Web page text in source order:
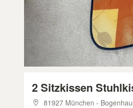
2 Sitzkissen
81927 München -